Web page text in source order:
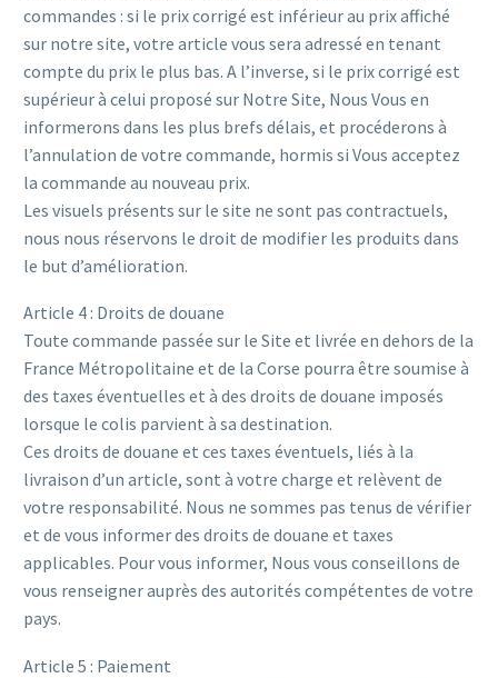
commandes : si le prix corrigé est inférieur au prix affiché
sur notre site, votre article vous sera adressé en tenant
compte du prix le plus bas. A l’inverse, si le prix corrigé est
supérieur à celui proposé sur Notre Site, Nous Vous en
informerons dans les plus brefs délais, et procéderons à
l’annulation de votre commande, hormis si Vous acceptez
la commande au nouveau prix.
Les visuels présents sur le site ne sont pas contractuels,
nous nous réservons le droit de modifier les produits dans
le but d’amélioration.
Article 4 : Droits de douane
Toute commande passée sur le Site et livrée en dehors de la
France Métropolitaine et de la Corse pourra être soumise à
des taxes éventuelles et à des droits de douane imposés
lorsque le colis parvient à sa destination.
Ces droits de douane et ces taxes éventuels, liés à la
livraison d’un article, sont à votre charge et relèvent de
votre responsabilité. Nous ne sommes pas tenus de vérifier
et de vous informer des droits de douane et taxes
applicables. Pour vous informer, Nous vous conseillons de
vous renseigner auprès des autorités compétentes de votre
pays.
Article 5 : Paiement